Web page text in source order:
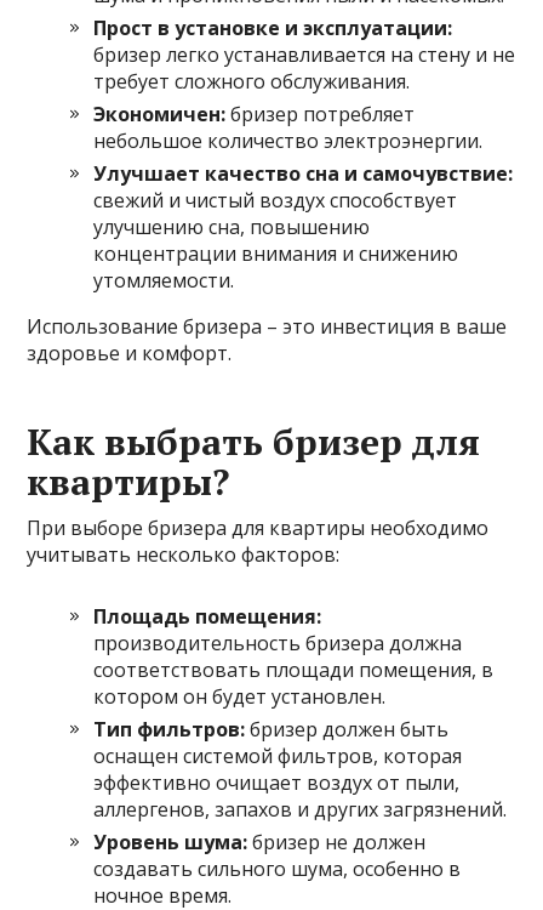
Прост в установке и эксплуатации:
бризер легко устанавливается на стену и не
требует сложного обслуживания.
Экономичен:бризер потребляет
небольшое количество электроэнергии.
Улучшает качество сна и самочувствие:
свежий и чистый воздух способствует
улучшению сна, повышению
концентрации внимания и снижению
утомляемости.
Использование бризера – это инвестиция в ваше
здоровье и комфорт.
Как выбрать бризер для
квартиры?
При выборе бризера для квартиры необходимо
учитывать несколько факторов:
Площадь помещения:
производительность бризера должна
соответствовать площади помещения, в
котором он будет установлен.
Тип фильтров:бризер должен быть
оснащен системой фильтров, которая
эффективно очищает воздух от пыли,
аллергенов, запахов и других загрязнений.
Уровень шума:бризер не должен
создавать сильного шума, особенно в
ночное время.